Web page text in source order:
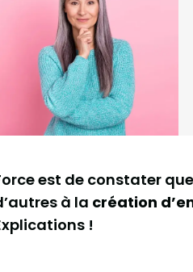
est de constater
à la création
!